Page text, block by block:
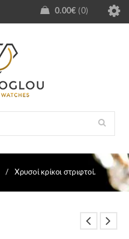
0.00€ 0
/ Χρυσοί κρίκοι στριφτοί.